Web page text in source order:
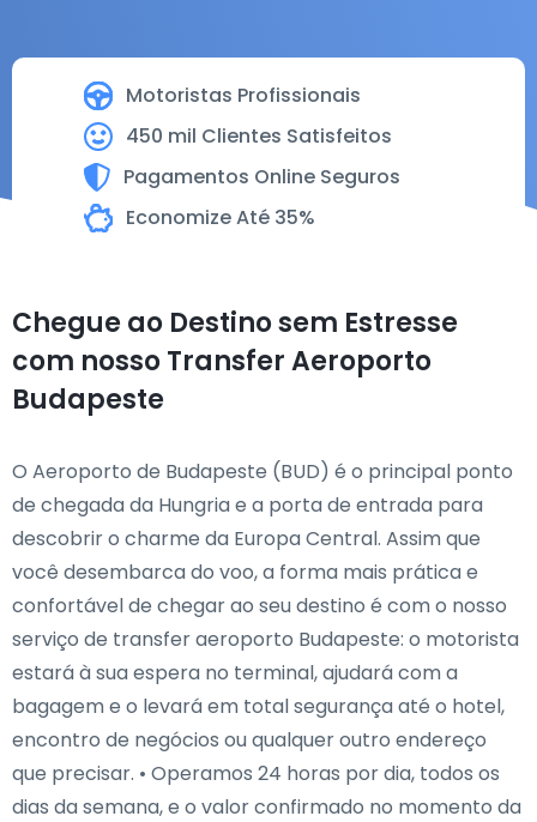
Motoristas Profissionais
450 mil Clientes Satisfeitos
Pagamentos Online Seguros
Economize Até 35%
Chegue ao Destino sem Estresse
com nosso Transfer Aeroporto
Budapeste
O Aeroporto de Budapeste (BUD) é o principal ponto
de chegada da Hungria e a porta de entrada para
descobrir o charme da Europa Central. Assim que
você desembarca do voo, a forma mais prática e
confortável de chegar ao seu destino é com o nosso
serviço de transfer aeroporto Budapeste: o motorista
estará à sua espera no terminal, ajudará com a
bagagem e o levará em total segurança até o hotel,
encontro de negócios ou qualquer outro endereço
que precisar. • Operamos 24 horas por dia, todos os
dias da semana, e o valor confirmado no momento da